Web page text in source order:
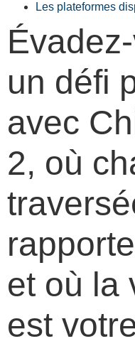
Les plateformes
un défi
avec
2, où
et où la
est